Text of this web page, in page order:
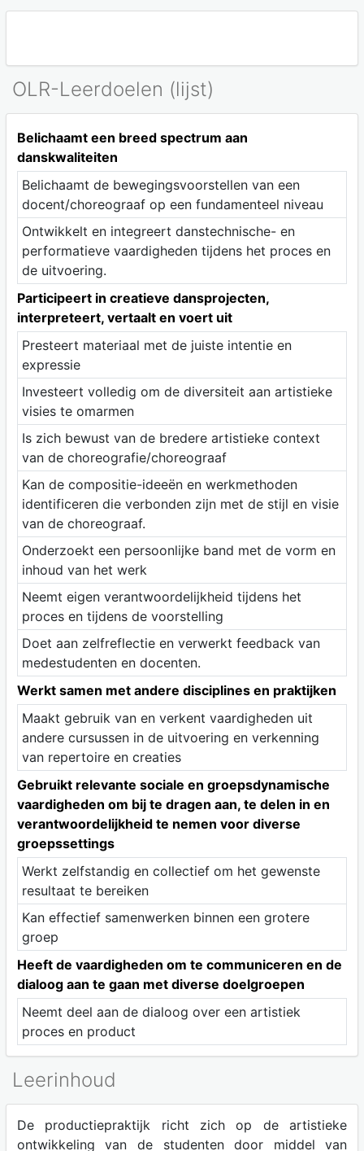
OLR-Leerdoelen (lijst)
Belichaamt een breed spectrum aan
danskwaliteiten
Belichaamt de bewegingsvoorstellen van een
docent/choreograaf op een fundamenteel niveau
Ontwikkelt en integreert danstechnische- en
performatieve vaardigheden tijdens het proces en
de uitvoering.
Participeert in creatieve dansprojecten,
interpreteert, vertaalt en voert uit
Presteert materiaal met de juiste intentie en
expressie
Investeert volledig om de diversiteit aan artistieke
visies te omarmen
Is zich bewust van de bredere artistieke context
van de choreografie/choreograaf
Kan de compositie-ideeën en werkmethoden
identificeren die verbonden zijn met de stijl en visie
van de choreograaf.
Onderzoekt een persoonlijke band met de vorm en
inhoud van het werk
Neemt eigen verantwoordelijkheid tijdens het
proces en tijdens de voorstelling
Doet aan zelfreflectie en verwerkt feedback van
medestudenten en docenten.
Werkt samen met andere disciplines en praktijken
Maakt gebruik van en verkent vaardigheden uit
andere cursussen in de uitvoering en verkenning
van repertoire en creaties
Gebruikt relevante sociale en groepsdynamische
vaardigheden om bij te dragen aan, te delen in en
verantwoordelijkheid te nemen voor diverse
groepssettings
Werkt zelfstandig en collectief om het gewenste
resultaat te bereiken
Kan effectief samenwerken binnen een grotere
groep
Heeft de vaardigheden om te communiceren en de
dialoog aan te gaan met diverse doelgroepen
Neemt deel aan de dialoog over een artistiek
proces en product
Leerinhoud
De productiepraktijk richt zich op de artistieke
ontwikkeling van de studenten door middel van